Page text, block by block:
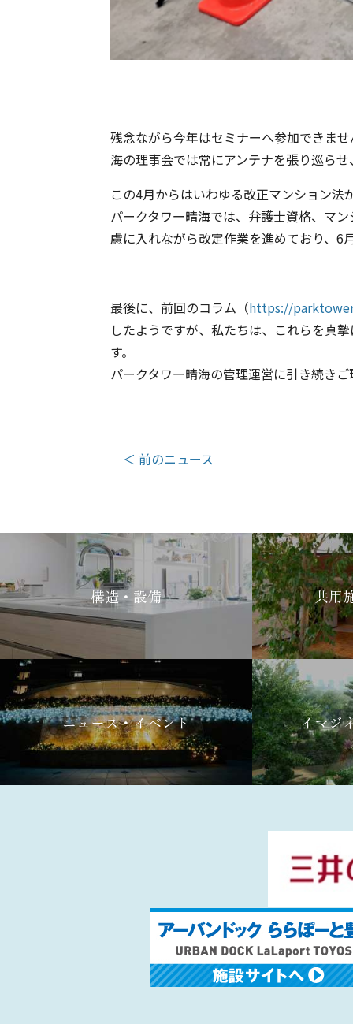
残念ながら今年はセミナーへ参加できま
海の理事会では常にアンテナを張り巡ら
この4月からはいわゆる改正マンション
パークタワー晴海では、弁護士資格、マ
慮に入れながら改定作業を進めており、6
最後に、前回のコラム（https://
したようですが、私たちは、これらを真
す。
パークタワー晴海の管理運営に引き続き
＜ 前のニュース
構造・設備 共用
ニュース・イベント イマジ